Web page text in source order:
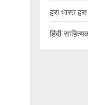
हरा भारत
हिंदी